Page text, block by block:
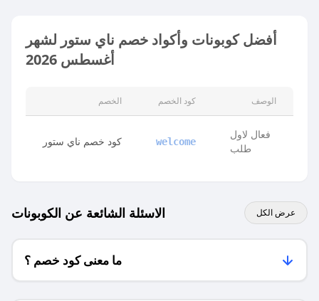
أفضل كوبونات وأكواد خصم ناي ستور لشهر
أغسطس 2026
الخصم كود الخصم الوصف
كود خصم ناي ستور welcome
فعال لاول
طلب
الاسئلة الشائعة عن الكوبونات عرض الكل
ما معنى كود خصم ؟